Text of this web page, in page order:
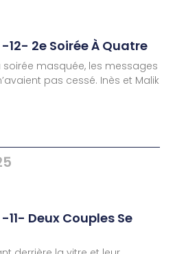
12- 2e Soirée À Quatre
masquée, les messages
pas cessé. Inès et Malik
Deux Couples Se